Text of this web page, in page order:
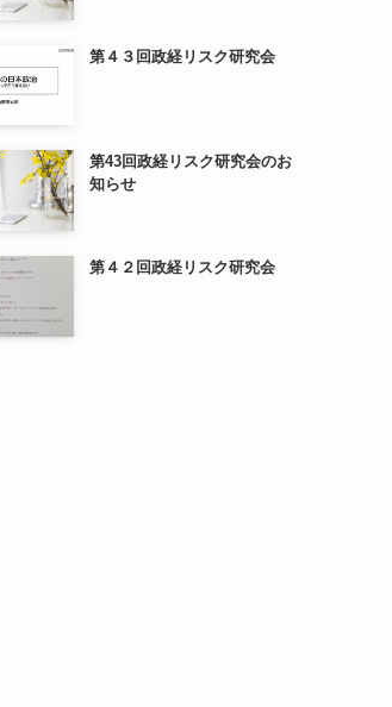
第４３回政経リスク研究会
第43回政経リスク研究会のお
知らせ
第４２回政経リスク研究会